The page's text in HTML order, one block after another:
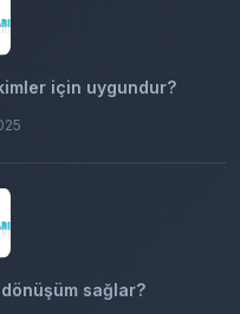
için uygundur?
sağlar?